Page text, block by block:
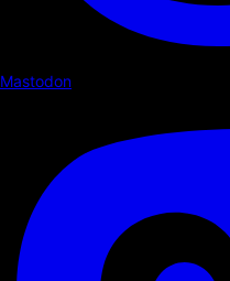
Mastodon